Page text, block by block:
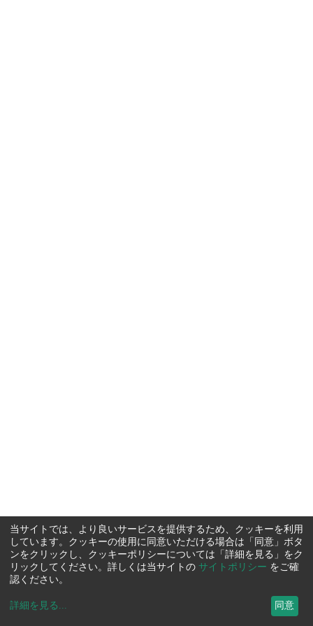
当サイトでは、より良いサービスを提供するため、クッキーを利用
しています。クッキーの使用に同意いただける場合は「同意」ボタ
ンをクリックし、クッキーポリシーについては「詳細を見る」をク
リックしてください。詳しくは当サイトの サイトポリシー をご確
認ください。
詳細を見る ... 同意